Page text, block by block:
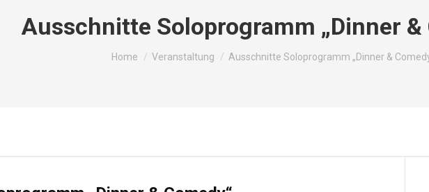
Ausschnitte Soloprogramm „Dinner &
You are here:
Home Veranstaltung Ausschnitte Soloprogramm „Dinner &